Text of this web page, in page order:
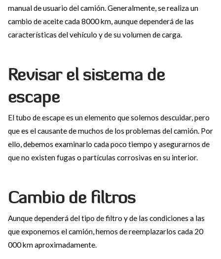
manual de usuario del camión. Generalmente, se realiza un
cambio de aceite cada 8000 km, aunque dependerá de las
características del vehículo y de su volumen de carga.
Revisar el sistema de
escape
El tubo de escape es un elemento que solemos descuidar, pero
que es el causante de muchos de los problemas del camión. Por
ello, debemos examinarlo cada poco tiempo y asegurarnos de
que no existen fugas o partículas corrosivas en su interior.
Cambio de filtros
Aunque dependerá del tipo de filtro y de las condiciones a las
que exponemos el camión, hemos de reemplazarlos cada 20
000 km aproximadamente.